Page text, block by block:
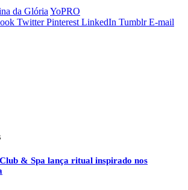
da Glória YoPRO
Twitter Pinterest LinkedIn Tumblr E-mail
& Spa lança ritual inspirado nos